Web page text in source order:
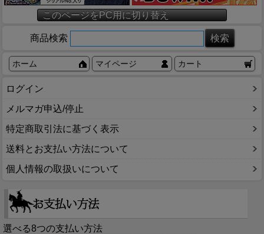
このページをPC用に切り替え
商品検索
ホーム マイページ カート
ログイン
メルマガ申込/停止
特定商取引法に基づく表示
送料とお支払い方法について
個人情報の取扱いについて
選べる8つの支払い方法